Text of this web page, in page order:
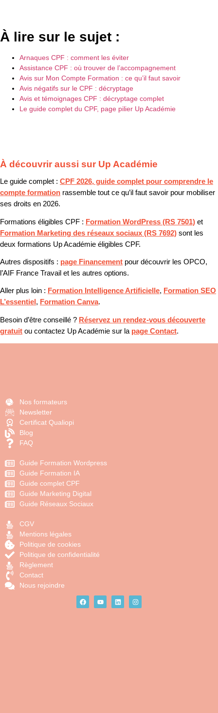
À lire sur le sujet :
Arnaques CPF : comment les éviter
Assistance CPF : où trouver de l’accompagnement
Avis sur Mon Compte Formation : ce qu’il faut savoir
Avis négatifs sur le CPF : décryptage
Avis et témoignages CPF : décryptage complet
Le guide complet du CPF, page pilier Up Académie
À découvrir aussi sur Up Académie
Le guide complet : CPF 2026, guide complet pour comprendre le
compte formation rassemble tout ce qu’il faut savoir pour mobiliser
ses droits en 2026.
Formations éligibles CPF : Formation WordPress (RS 7501) et
Formation Marketing des réseaux sociaux (RS 7692) sont les
deux formations Up Académie éligibles CPF.
Autres dispositifs : page Financement pour découvrir les OPCO,
l’AIF France Travail et les autres options.
Aller plus loin : Formation Intelligence Artificielle, Formation SEO
L’essentiel , Formation Canva.
Besoin d’être conseillé ? Réservez un rendez-vous découverte
gratuit ou contactez Up Académie sur la page Contact.
Nos formateurs
Newsletter
Certificat Qualiopi
Blog
FAQ
Guide Formation Wordpress
Guide Formation IA
Guide complet CPF
Guide Marketing Digital
Guide Réseaux Sociaux
CGV
Mentions légales
Politique de cookies
Politique de confidentialité
Règlement
Contact
Nous rejoindre